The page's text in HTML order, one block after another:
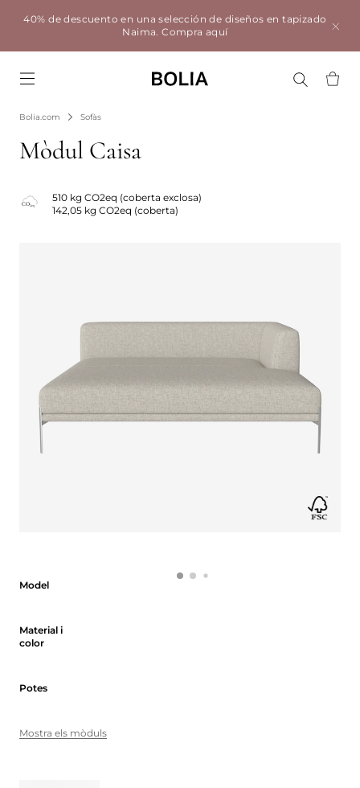
40% de descuento en una selección de diseños en tapizado
Naima.Compra aquí
Bolia.com Sofàs
Mòdul Caisa
510 kg CO2eq (coberta exclosa)
142,05 kg CO2eq (coberta)
Model
Material i
color
Potes
Mostra els mòduls